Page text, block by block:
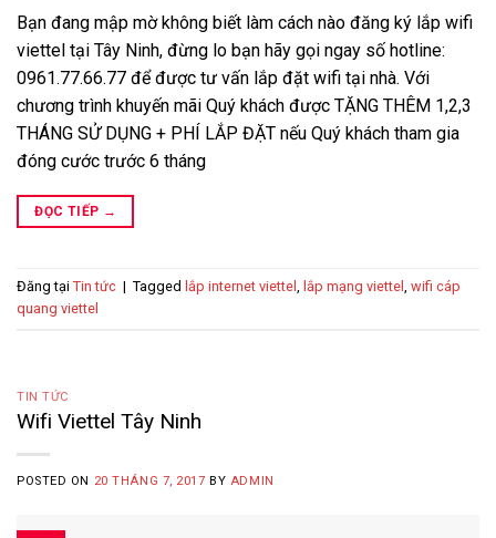
Bạn đang mập mờ không biết làm cách nào đăng ký lắp wifi
viettel tại Tây Ninh, đừng lo bạn hãy gọi ngay số hotline:
0961.77.66.77 để được tư vấn lắp đặt wifi tại nhà. Với
chương trình khuyến mãi Quý khách được TẶNG THÊM 1,2,3
THÁNG SỬ DỤNG + PHÍ LẮP ĐẶT nếu Quý khách tham gia
đóng cước trước 6 tháng
ĐỌC TIẾP →
Đăng tại Tin tức | Tagged lắp internet viettel , lắp mạng viettel , wifi cáp
quang viettel
TIN TỨC
Wifi Viettel Tây Ninh
POSTED ON 20 THÁNG 7, 2017 BY ADMIN